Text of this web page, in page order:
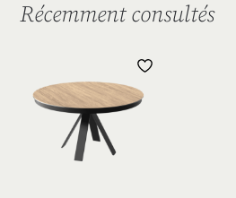
Récemment consultés